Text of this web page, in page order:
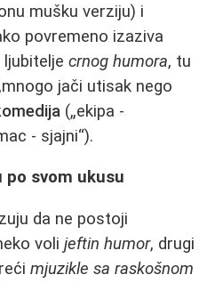
mušku verziju) i
povremeno izaziva
crnog humora, tu
jači utisak nego
(„ekipa -
- sjajni“).
po svom ukusu
da ne postoji
voli jeftin humor, drugi
mjuzikle sa raskošnom